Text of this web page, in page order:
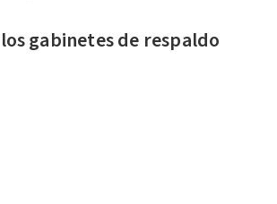
gabinetes de respaldo